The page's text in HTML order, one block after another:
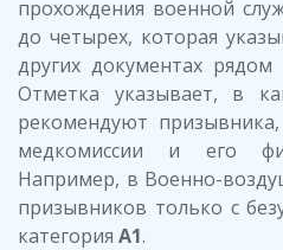
прохождения военной
до четырех, которая
других документах рядом
Отметка указывает, в
рекомендуют
медкомиссии и его
Например, в Военно-
призывников только с
категория А1.